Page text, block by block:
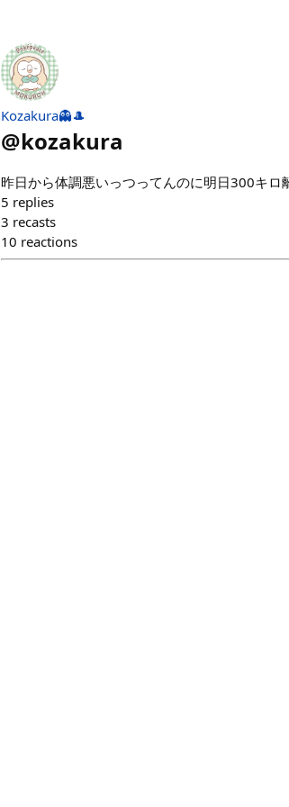
Kozakura👻🎩
@kozakura
昨日から体調悪いっつってんのに明日300キ
5 replies
3 recasts
10 reactions